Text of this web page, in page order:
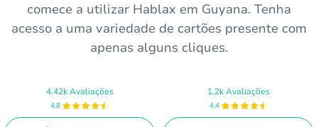
comece a utilizar Hablax em Guyana. Tenha
acesso a uma variedade de cartões presente com
apenas alguns cliques.
4.42k Avaliações
4.8
1.2k Avaliações
4.4